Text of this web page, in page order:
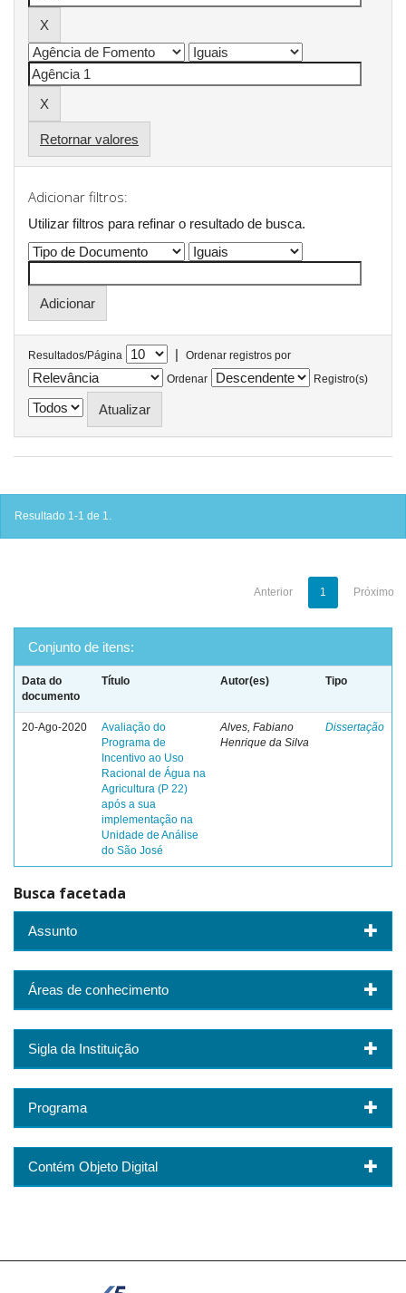
Retornar valores
Adicionar filtros:
Utilizar filtros para refinar o resultado de busca.
Resultados/Página |
Ordenar registros por
Ordenar
Registro(s)
Resultado 1-1 de 1.
Anterior 1 Próximo
Conjunto de itens:
Data do
documento
Título Autor(es) Tipo
20-Ago-2020
Avaliação do
Programa de
Incentivo ao Uso
Racional de Água na
Agricultura (P 22)
após a sua
implementação na
Unidade de Análise
do São José
Alves, Fabiano
Henrique da Silva
Dissertação
Busca facetada
Assunto
Áreas de conhecimento
Sigla da Instituição
Programa
Contém Objeto Digital